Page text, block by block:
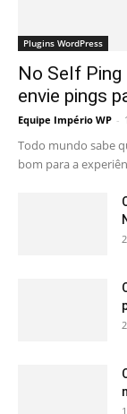
Plugins WordPress
No Self
envie pings
Equipe Império WP -
Todo mundo sabe
bom para a